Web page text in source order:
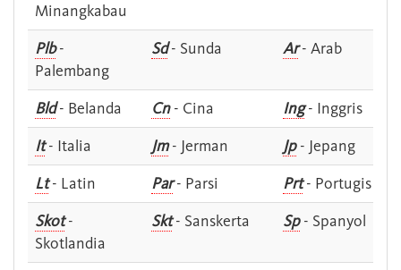
Minangkabau
Plb-
Palembang
Sd- Sunda Ar- Arab
Bld- Belanda Cn- Cina Ing- Inggris
It- Italia Jm- Jerman Jp- Jepang
Lt- Latin Par- Parsi Prt- Portugis
Skot-
Skotlandia
Skt- Sanskerta Sp- Spanyol